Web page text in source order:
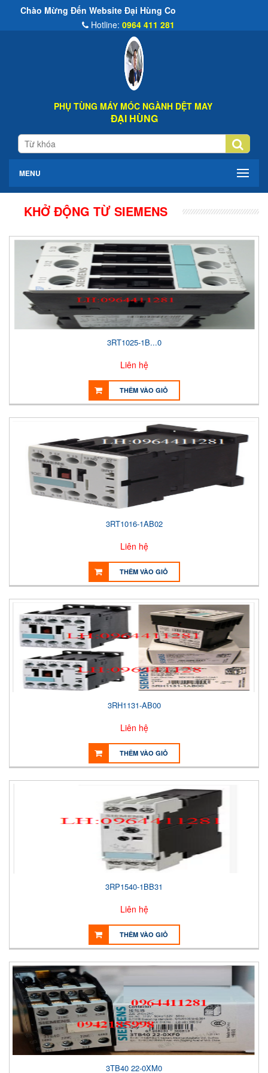
Chào Mừng Đến Website Đại Hùng Co
Hotline: 0964 411 281
PHỤ TÙNG MÁY MÓC NGÀNH DỆT MAY
ĐẠI HÙNG
MENU
KHỞ ĐỘNG TỪ SIEMENS
3RT1025-1B...0
Liên hệ
THÊM VÀO GIỎ
3RT1016-1AB02
Liên hệ
THÊM VÀO GIỎ
3RH1131-AB00
Liên hệ
THÊM VÀO GIỎ
3RP1540-1BB31
Liên hệ
THÊM VÀO GIỎ
3TB40 22-0XM0